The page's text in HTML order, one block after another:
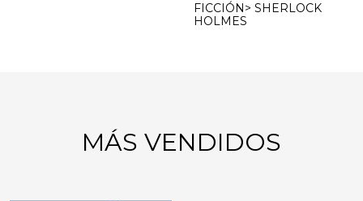
FICCIÓN> SHERLOCK
HOLMES
FICCIÓN> SHERLOCK
HOLMES
MÁS VENDIDOS